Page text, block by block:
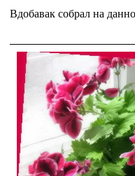
Вдобавак собрал на